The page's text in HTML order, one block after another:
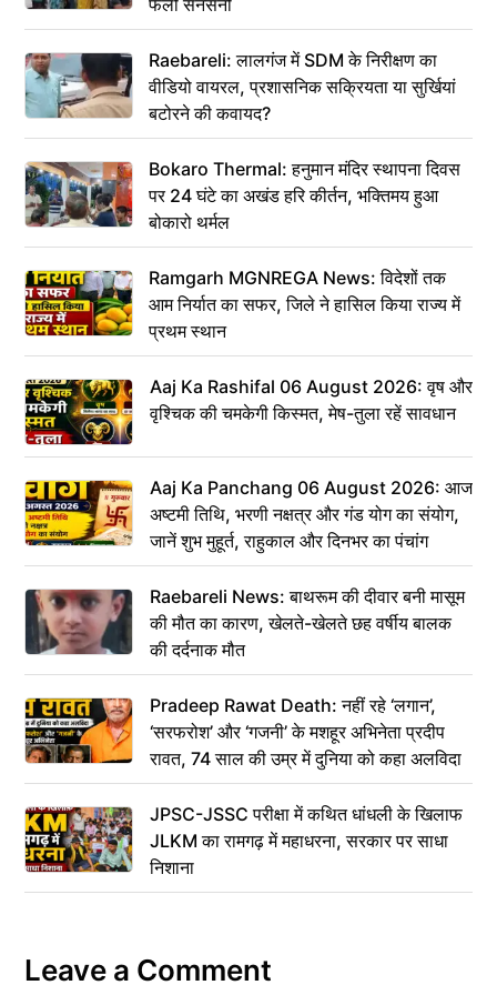
Raebareli: लालगंज में SDM के निरीक्षण का
वीडियो वायरल, प्रशासनिक सक्रियता या सुर्खियां
बटोरने की कवायद?
Bokaro Thermal: हनुमान मंदिर स्थापना दिवस
पर 24 घंटे का अखंड हरि कीर्तन, भक्तिमय हुआ
बोकारो थर्मल
Ramgarh MGNREGA News: विदेशों तक
आम निर्यात का सफर, जिले ने हासिल किया राज्य में
प्रथम स्थान
Aaj Ka Rashifal 06 August 2026: वृष और
वृश्चिक की चमकेगी किस्मत, मेष-तुला रहें सावधान
Aaj Ka Panchang 06 August 2026: आज
अष्टमी तिथि, भरणी नक्षत्र और गंड योग का संयोग,
जानें शुभ मुहूर्त, राहुकाल और दिनभर का पंचांग
Raebareli News: बाथरूम की दीवार बनी मासूम
की मौत का कारण, खेलते-खेलते छह वर्षीय बालक
की दर्दनाक मौत
Pradeep Rawat Death: नहीं रहे ‘लगान’,
‘सरफरोश’ और ‘गजनी’ के मशहूर अभिनेता प्रदीप
रावत, 74 साल की उम्र में दुनिया को कहा अलविदा
JPSC-JSSC परीक्षा में कथित धांधली के खिलाफ
JLKM का रामगढ़ में महाधरना, सरकार पर साधा
निशाना
Leave a Comment